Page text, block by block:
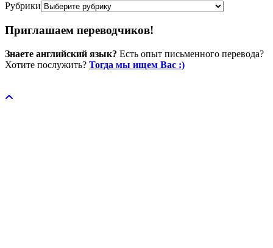
Рубрики
Приглашаем переводчиков!
Знаете английский язык? Есть опыт письменного перевода?
Хотите послужить? Тогда мы ищем Вас :)